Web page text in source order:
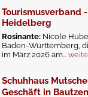
Tourismusverband
Heidelberg
Rosinante: Nicole
Baden-Württemberg,
im März 2026 am...
Schuhhaus
Geschäft in Bautzen